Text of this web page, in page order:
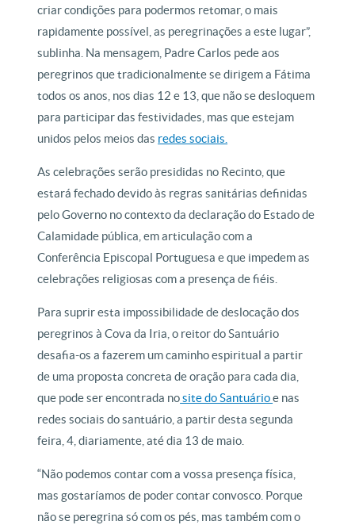
criar condições para podermos retomar, o mais
rapidamente possível, as peregrinações a este lugar”,
sublinha. Na mensagem, Padre Carlos pede aos
peregrinos que tradicionalmente se dirigem a Fátima
todos os anos, nos dias 12 e 13, que não se desloquem
para participar das festividades, mas que estejam
unidos pelos meios das redes sociais.
As celebrações serão presididas no Recinto, que
estará fechado devido às regras sanitárias definidas
pelo Governo no contexto da declaração do Estado de
Calamidade pública, em articulação com a
Conferência Episcopal Portuguesa e que impedem as
celebrações religiosas com a presença de fiéis.
Para suprir esta impossibilidade de deslocação dos
peregrinos à Cova da Iria, o reitor do Santuário
desafia-os a fazerem um caminho espiritual a partir
de uma proposta concreta de oração para cada dia,
que pode ser encontrada nosite do Santuárioe nas
redes sociais do santuário, a partir desta segunda
feira, 4, diariamente, até dia 13 de maio.
“Não podemos contar com a vossa presença física,
mas gostaríamos de poder contar convosco. Porque
não se peregrina só com os pés, mas também com o